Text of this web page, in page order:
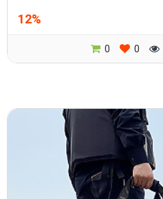
12%
0 0